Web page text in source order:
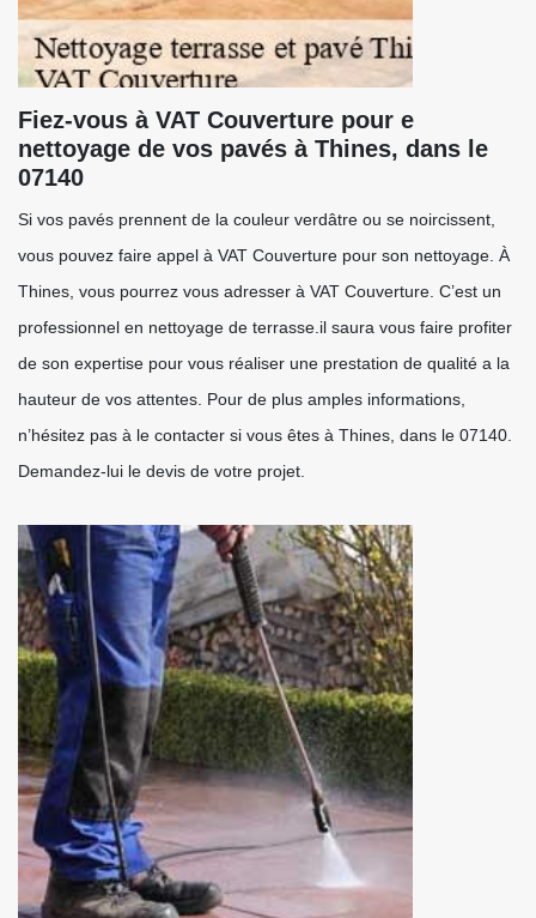
Fiez-vous à VAT Couverture pour e
nettoyage de vos pavés à Thines, dans le
07140
Si vos pavés prennent de la couleur verdâtre ou se noircissent,
vous pouvez faire appel à VAT Couverture pour son nettoyage. À
Thines, vous pourrez vous adresser à VAT Couverture. C’est un
professionnel en nettoyage de terrasse.il saura vous faire profiter
de son expertise pour vous réaliser une prestation de qualité a la
hauteur de vos attentes. Pour de plus amples informations,
n’hésitez pas à le contacter si vous êtes à Thines, dans le 07140.
Demandez-lui le devis de votre projet.